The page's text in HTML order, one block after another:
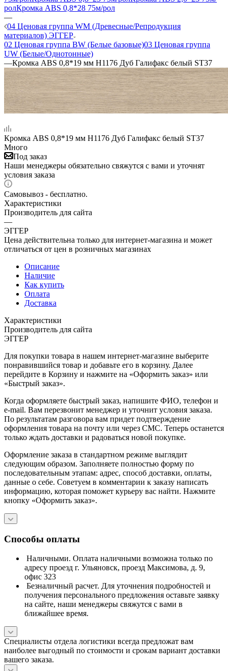
ролКромка ABS 0,8*28 75м/рол
—
04 Ценовая группа WM (Древесные/Репродукция
материалов) ЭГГЕР
02 Ценовая группа BW (Белые базовые)03 Ценовая группа
UW (Белые/Однотонные)
—Кромка ABS 0,8*19 мм H1176 Дуб Галифакс белый ST37
Кромка ABS 0,8*19 мм H1176 Дуб Галифакс белый ST37
Много
Под заказ
Наши менеджеры обязательно свяжутся с вами и уточнят
условия заказа
Самовывоз - бесплатно.
Характеристики
Производитель для сайта
—
ЭГГЕР
Цена действительна только для интернет-магазина и может
отличаться от цен в розничных магазинах
Описание
Наличие
Как купить
Оплата
Доставка
Характеристики
Производитель для сайта
ЭГГЕР
Для покупки товара в нашем интернет-магазине выберите
понравившийся товар и добавьте его в корзину. Далее
перейдите в Корзину и нажмите на «Оформить заказ» или
«Быстрый заказ».
Когда оформляете быстрый заказ, напишите ФИО, телефон и
e-mail. Вам перезвонит менеджер и уточнит условия заказа.
По результатам разговора вам придет подтверждение
оформления товара на почту или через СМС. Теперь останется
только ждать доставки и радоваться новой покупке.
Оформление заказа в стандартном режиме выглядит
следующим образом. Заполняете полностью форму по
последовательным этапам: адрес, способ доставки, оплаты,
данные о себе. Советуем в комментарии к заказу написать
информацию, которая поможет курьеру вас найти. Нажмите
кнопку «Оформить заказ».
Способы оплаты
Наличными. Оплата наличными возможна только по
адресу проезд г. Ульяновск, проезд Максимова, д. 9,
офис 323
Безналичный расчет. Для уточнения подробностей и
получения персонального предложения оставьте заявку
на сайте, наши менеджеры свяжутся с вами в
ближайшее время.
Специалисты отдела логистики всегда предложат вам
наиболее выгодный по стоимости и срокам вариант доставки
вашего заказа.